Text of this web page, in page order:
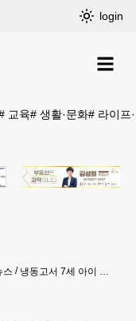
login
교육# 생활·문화# 라이프
스 냉동고서 7세 아이 시신… 엄마가 살해